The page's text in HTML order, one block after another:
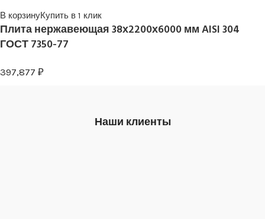
В корзинуКупить в 1 клик
Плита нержавеющая 38х2200х6000 мм AISI 304
ГОСТ 7350-77
397,877 ₽
Наши клиенты